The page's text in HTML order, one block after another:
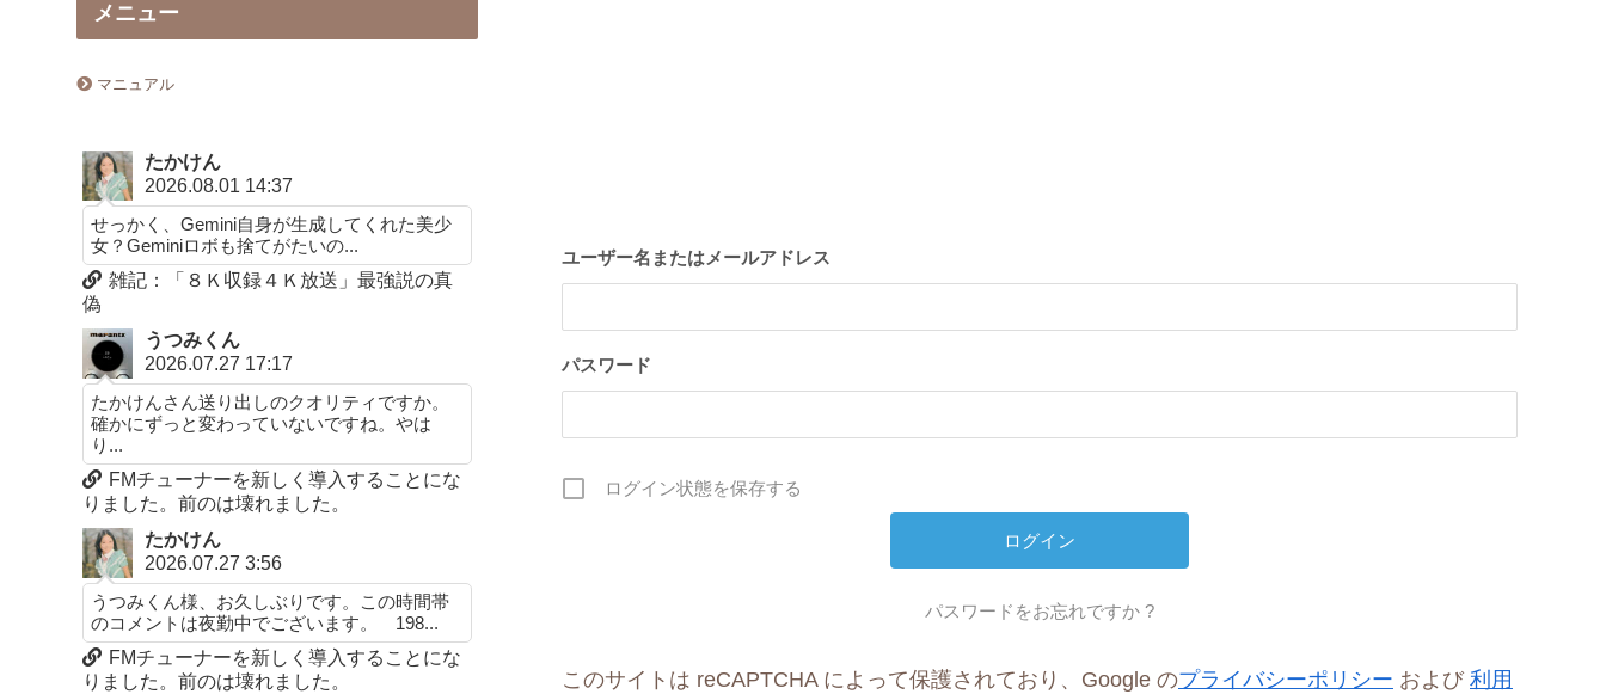
ユーザー名またはメールアドレス
パスワード
ログイン状態を保存する
パスワードをお忘れですか ?
このサイトは reCAPTCHA によって保護されており、Google のプライバシーポリシー および 利用
メニュー
マニュアル
たかけん
2026.08.01 14:37
せっかく、Gemini自身が生成してくれた美少
女？Geminiロボも捨てがたいの...
雑記：「８Ｋ収録４Ｋ放送」最強説の真
偽
うつみくん
2026.07.27 17:17
たかけんさん送り出しのクオリティですか。
確かにずっと変わっていないですね。やは
り...
FMチューナーを新しく導入することにな
りました。前のは壊れました。
たかけん
2026.07.27 3:56
うつみくん様、お久しぶりです。この時間帯
のコメントは夜勤中でございます。 198...
FMチューナーを新しく導入することにな
りました。前のは壊れました。